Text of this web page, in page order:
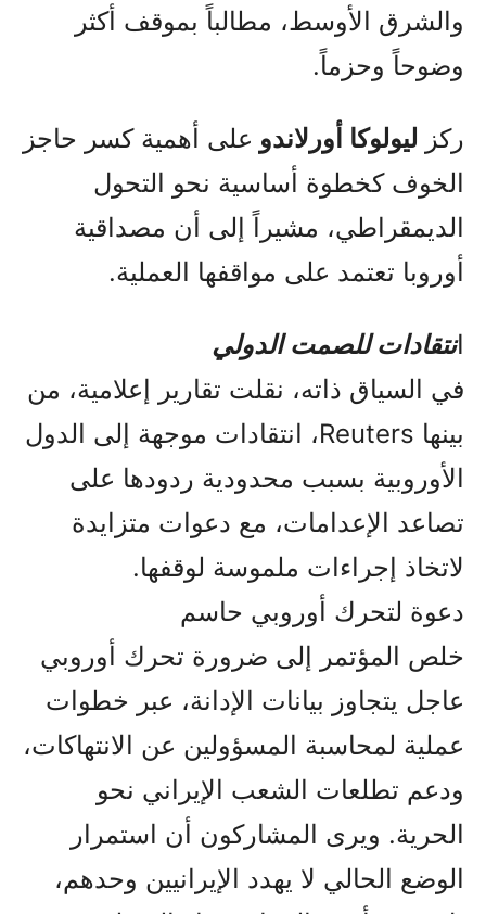
والشرق الأوسط، مطالباً بموقف أكثر
وضوحاً وحزماً.
ركز ليولوكا أورلاندو على أهمية كسر حاجز
الخوف كخطوة أساسية نحو التحول
الديمقراطي، مشيراً إلى أن مصداقية
أوروبا تعتمد على مواقفها العملية.
انتقادات للصمت الدولي
في السياق ذاته، نقلت تقارير إعلامية، من
بينها Reuters، انتقادات موجهة إلى الدول
الأوروبية بسبب محدودية ردودها على
تصاعد الإعدامات، مع دعوات متزايدة
لاتخاذ إجراءات ملموسة لوقفها.
دعوة لتحرك أوروبي حاسم
خلص المؤتمر إلى ضرورة تحرك أوروبي
عاجل يتجاوز بيانات الإدانة، عبر خطوات
عملية لمحاسبة المسؤولين عن الانتهاكات،
ودعم تطلعات الشعب الإيراني نحو
الحرية. ويرى المشاركون أن استمرار
الوضع الحالي لا يهدد الإيرانيين وحدهم،